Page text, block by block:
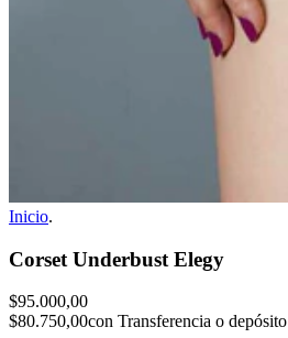
Inicio.
Corset Underbust Elegy
$95.000,00
$80.750,00con Transferencia o depósito